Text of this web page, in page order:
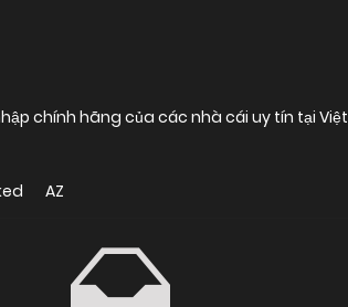
chính hãng của các nhà cái uy tín tại Việt
AZ